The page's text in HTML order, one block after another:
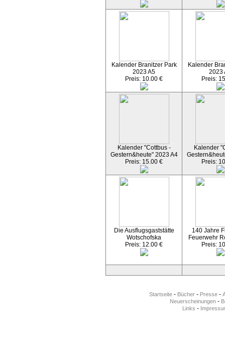
Kalender Branitzer Park
2023 A5
Preis: 10.00 €
Kalender
2023
Preis:
Kalender "Cottbus -
Gestern&heute" 2023 A4
Preis: 15.00 €
Kalender
Preis:
Die Ausflugsgaststätte
Wotschofska
Preis: 12.00 €
140 Jahre
Feuerwehr
Preis:
Startseite - Bücher - Presse -
Neuerscheinungen-
Links -